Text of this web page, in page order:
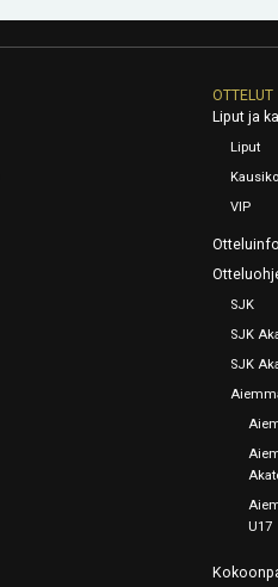
OTTELUT
Liput ja
Liput
VIP
Otteluinfo
SJK
SJK
SJK
U17